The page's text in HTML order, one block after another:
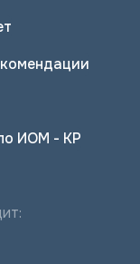
ИОМ - КР